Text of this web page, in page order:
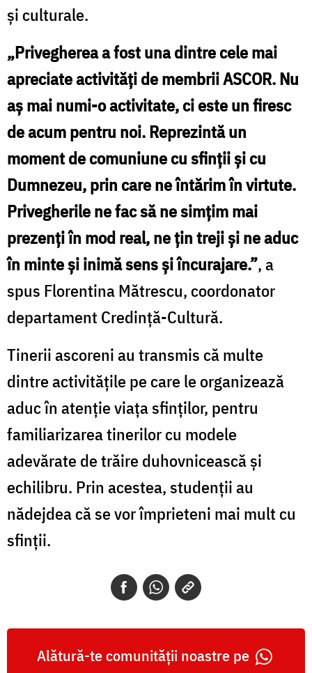
și culturale.
„Privegherea a fost una dintre cele mai
apreciate activități de membrii ASCOR. Nu
aș mai numi-o activitate, ci este un firesc
de acum pentru noi. Reprezintă un
moment de comuniune cu sfinții și cu
Dumnezeu, prin care ne întărim în virtute.
Privegherile ne fac să ne simțim mai
prezenți în mod real, ne țin treji și ne aduc
în minte și inimă sens și încurajare.”, a
spus Florentina Mătrescu, coordonator
departament Credință-Cultură.
Tinerii ascoreni au transmis că multe
dintre activitățile pe care le organizează
aduc în atenție viața sfinților, pentru
familiarizarea tinerilor cu modele
adevărate de trăire duhovnicească și
echilibru. Prin acestea, studenții au
nădejdea că se vor împrieteni mai mult cu
sfinții.
Alătură-te comunității noastre pe